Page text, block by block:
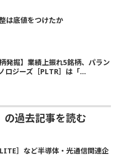
は底値をつけたか
発掘】業績上振れ5銘柄、パラン
ロジーズ［PLTR］は「...
の過去記事を読む
］など半導体・光通信関連企